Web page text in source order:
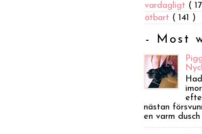
vardagligt (
ätbart ( 141 )
- Most
nästan
en varm